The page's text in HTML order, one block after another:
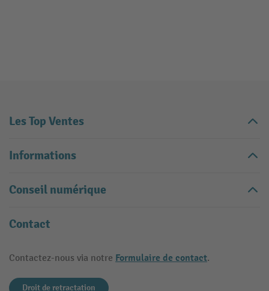
Les Top Ventes
Informations
Conseil numérique
Contact
Contactez-nous via notre Formulaire de contact.
Droit de retractation